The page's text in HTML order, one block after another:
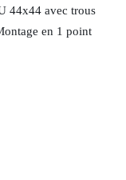
44x44 avec trous
en 1 point